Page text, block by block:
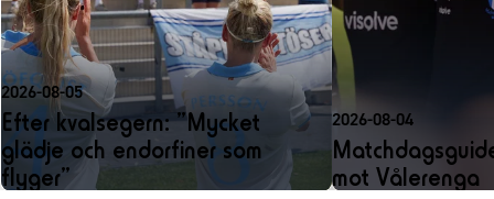
2026-08-05
Efter kvalsegern: ”Mycket
glädje och endorfiner som
flyger”
2026-08-04
mot Vålerenga